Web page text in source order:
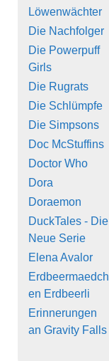
Löwenwächter
Die Nachfolger
Die Powerpuff
Girls
Die Rugrats
Die Schlümpfe
Die Simpsons
Doc McStuffins
Doctor Who
Dora
Doraemon
DuckTales - Die
Neue Serie
Elena Avalor
Erdbeermaedch
en Erdbeerli
Erinnerungen
an Gravity Falls